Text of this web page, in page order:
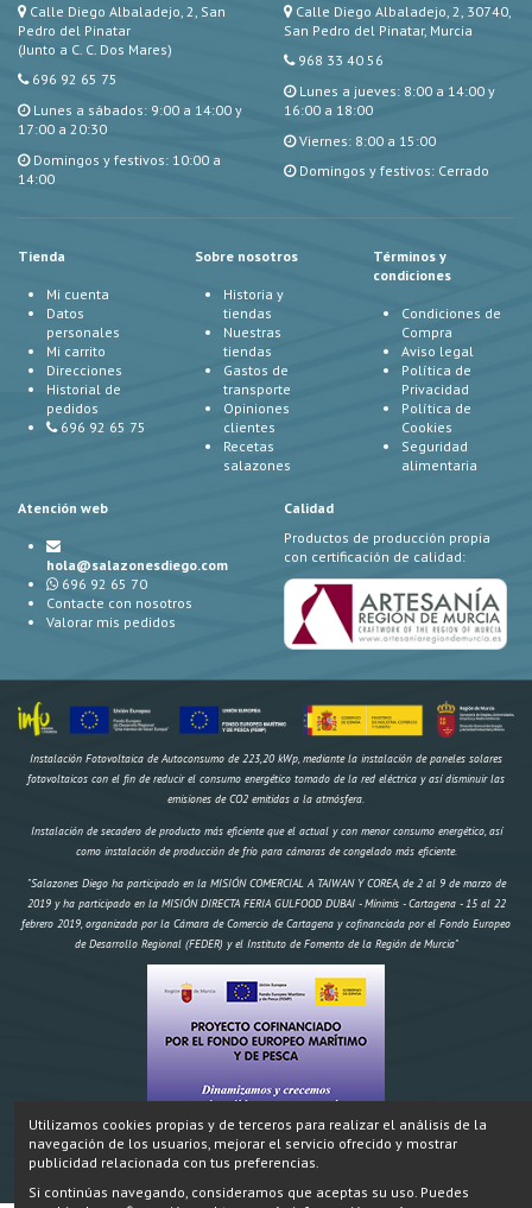
Calle Diego Albaladejo, 2, San
Pedro del Pinatar
(Junto a C. C. Dos Mares)
696 92 65 75
Lunes a sábados: 9:00 a 14:00 y
17:00 a 20:30
Domingos y festivos: 10:00 a
14:00
Calle Diego Albaladejo, 2, 30740,
San Pedro del Pinatar, Murcia
968 33 40 56
Lunes a jueves: 8:00 a 14:00 y
16:00 a 18:00
Viernes: 8:00 a 15:00
Domingos y festivos: Cerrado
Tienda
Mi cuenta
Datos
personales
Mi carrito
Direcciones
Historial de
pedidos
696 92 65 75
Sobre nosotros
Historia y
tiendas
Nuestras
tiendas
Gastos de
transporte
Opiniones
clientes
Recetas
salazones
Términos y
condiciones
Condiciones de
Compra
Aviso legal
Política de
Privacidad
Política de
Cookies
Seguridad
alimentaria
Atención web
hola@salazonesdiego.com
696 92 65 70
Contacte con nosotros
Valorar mis pedidos
Calidad
Productos de producción propia
con certificación de calidad:
Instalación Fotovoltaica de Autoconsumo de 223,20 kWp, mediante la instalación de paneles solares
fotovoltaicos con el fin de reducir el consumo energético tomado de la red eléctrica y así disminuir las
emisiones de CO2 emitidas a la atmósfera.
Instalación de secadero de producto más eficiente que el actual y con menor consumo energético, así
como instalación de producción de frío para cámaras de congelado más eficiente.
"Salazones Diego ha participado en la MISIÓN COMERCIAL A TAIWAN Y COREA, de 2 al 9 de marzo de
2019 y ha participado en la MISIÓN DIRECTA FERIA GULFOOD DUBAI - Mínimis - Cartagena - 15 al 22
febrero 2019, organizada por la Cámara de Comercio de Cartagena y cofinanciada por el Fondo Europeo
de Desarrollo Regional (FEDER) y el Instituto de Fomento de la Región de Murcia"
"Construcción de un secadero artificial y dos obradores climatizados, IMPORTE AYUDA
174.970,18 € FEMP 58.695,96€ CARM 19.564,99€ Total 78.259,95€" Proyecto cofinanciado por el Fondo
Europeo Marítimo y de Pesca.
Utilizamos cookies propias y de terceros para realizar el análisis de la
navegación de los usuarios, mejorar el servicio ofrecido y mostrar
publicidad relacionada con tus preferencias.
Si continúas navegando, consideramos que aceptas su uso. Puedes